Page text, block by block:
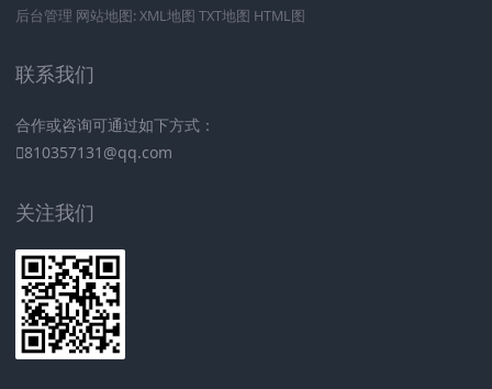
后台管理 网站地图: XML地图 TXT地图 HTML图
联系我们
合作或咨询可通过如下方式：
810357131@qq.com
关注我们